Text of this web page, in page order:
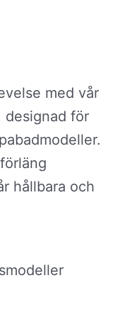
med vår
designad för
hållbara och